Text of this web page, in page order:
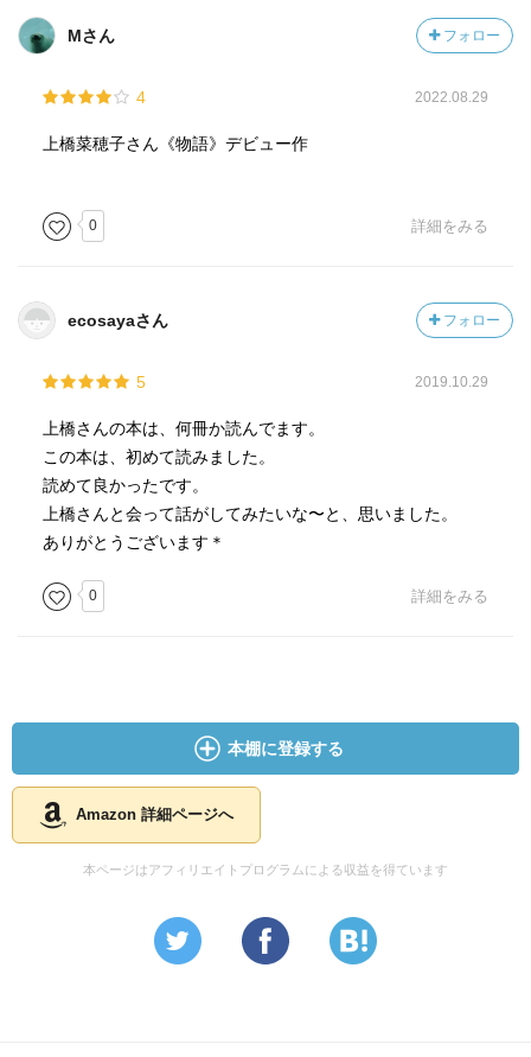
Mさん フォロー
4 2022.08.29
上橋菜穂子さん《物語》デビュー作
0 詳細をみる
ecosayaさん フォロー
5 2019.10.29
上橋さんの本は、何冊か読んでます。
この本は、初めて読みました。
読めて良かったです。
上橋さんと会って話がしてみたいな〜と、思いました。
ありがとうございます＊
0 詳細をみる
本棚に登録する
Amazon 詳細ページへ
本ページはアフィリエイトプログラムによる収益を得ています